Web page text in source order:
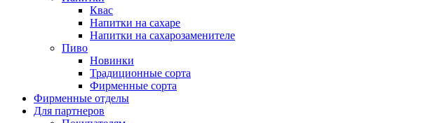
Квас
Напитки на сахаре
Напитки на сахарозаменителе
Пиво
Новинки
Традиционные сорта
Фирменные сорта
Фирменные отделы
Для партнеров